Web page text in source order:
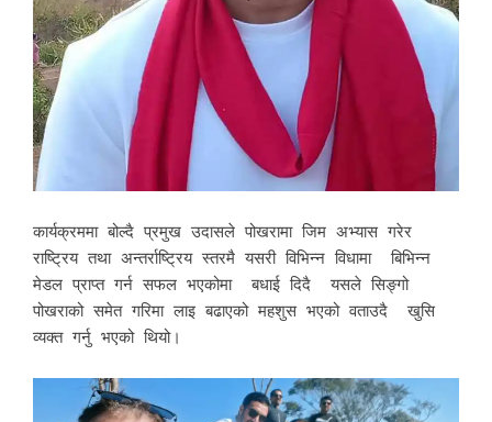
कार्यक्रममा बोल्दै प्रमुख उदासले पोखरामा जिम अभ्यास गरेर
राष्ट्रिय तथा अन्तर्राष्ट्रिय स्तरमै यसरी विभिन्न विधामा बिभिन्न
मेडल प्राप्त गर्न सफल भएकोमा बधाई दिदै यसले सिङ्गो
पोखराको समेत गरिमा लाइ बढाएको महशुस भएको वताउदै खुसि
व्यक्त गर्नु भएको थियो।